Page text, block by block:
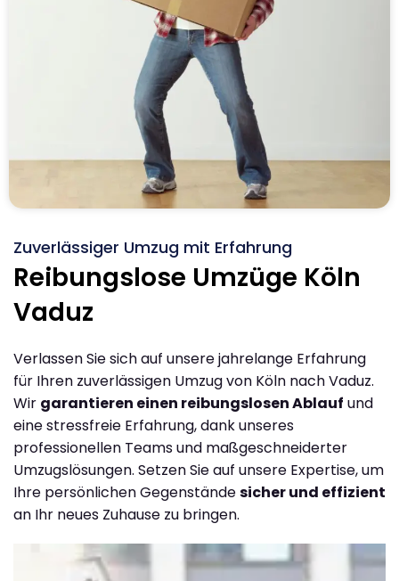
Zuverlässiger Umzug mit Erfahrung
Reibungslose Umzüge Köln
Vaduz
Verlassen Sie sich auf unsere jahrelange Erfahrung
für Ihren zuverlässigen Umzug von Köln nach Vaduz.
Wir garantieren einen reibungslosen Ablauf und
eine stressfreie Erfahrung, dank unseres
professionellen Teams und maßgeschneiderter
Umzugslösungen. Setzen Sie auf unsere Expertise, um
Ihre persönlichen Gegenständesicher und effizient
an Ihr neues Zuhause zu bringen.